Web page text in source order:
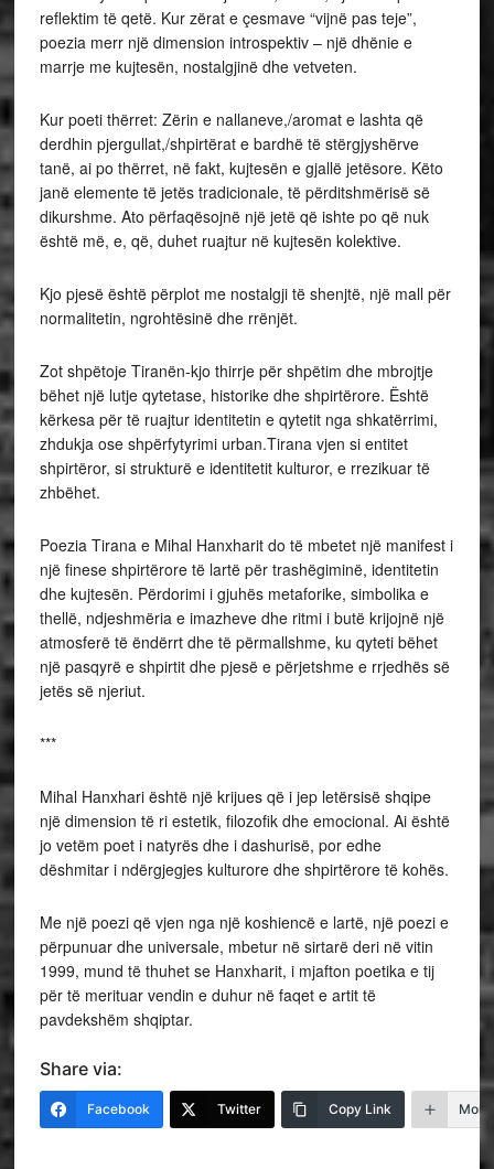
reflektim të qetë. Kur zërat e çesmave “vijnë pas teje”,
poezia merr një dimension introspektiv – një dhënie e
marrje me kujtesën, nostalgjinë dhe vetveten.
Kur poeti thërret: Zërin e nallaneve,/aromat e lashta që
derdhin pjergullat,/shpirtërat e bardhë të stërgjyshërve
tanë, ai po thërret, në fakt, kujtesën e gjallë jetësore. Këto
janë elemente të jetës tradicionale, të përditshmërisë së
dikurshme. Ato përfaqësojnë një jetë që ishte po që nuk
është më, e, që, duhet ruajtur në kujtesën kolektive.
Kjo pjesë është përplot me nostalgji të shenjtë, një mall për
normalitetin, ngrohtësinë dhe rrënjët.
Zot shpëtoje Tiranën-kjo thirrje për shpëtim dhe mbrojtje
bëhet një lutje qytetase, historike dhe shpirtërore. Është
kërkesa për të ruajtur identitetin e qytetit nga shkatërrimi,
zhdukja ose shpërfytyrimi urban.Tirana vjen si entitet
shpirtëror, si strukturë e identitetit kulturor, e rrezikuar të
zhbëhet.
Poezia Tirana e Mihal Hanxharit do të mbetet një manifest i
një finese shpirtërore të lartë për trashëgiminë, identitetin
dhe kujtesën. Përdorimi i gjuhës metaforike, simbolika e
thellë, ndjeshmëria e imazheve dhe ritmi i butë krijojnë një
atmosferë të ëndërrt dhe të përmallshme, ku qyteti bëhet
një pasqyrë e shpirtit dhe pjesë e përjetshme e rrjedhës së
jetës së njeriut.
***
Mihal Hanxhari është një krijues që i jep letërsisë shqipe
një dimension të ri estetik, filozofik dhe emocional. Ai është
jo vetëm poet i natyrës dhe i dashurisë, por edhe
dëshmitar i ndërgjegjes kulturore dhe shpirtërore të kohës.
Me një poezi që vjen nga një koshiencë e lartë, një poezi e
përpunuar dhe universale, mbetur në sirtarë deri në vitin
1999, mund të thuhet se Hanxharit, i mjafton poetika e tij
për të merituar vendin e duhur në faqet e artit të
pavdekshëm shqiptar.
Share via:
Facebook Twitter Copy Link More